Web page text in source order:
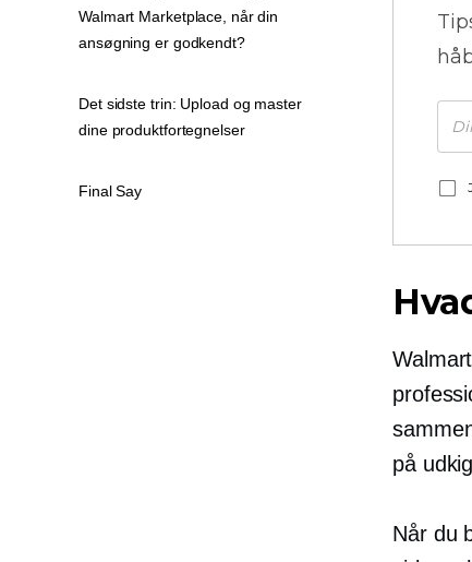
på
Når du
Walmart Marketplace, når din
ansøgning er godkendt?
Det sidste trin: Upload og master
dine produktfortegnelser
Final Say